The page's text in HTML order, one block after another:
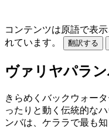
コンテンツは原語で表示
れています。
翻訳する
ヴァリヤパラ
きらめくバックウォー
ったりと動く伝統的な
ンバは、ケララで最も